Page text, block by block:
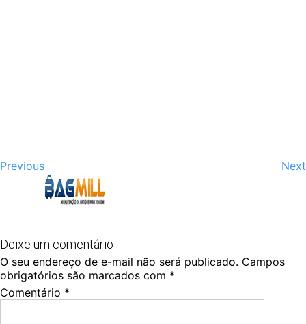
Previous Next
Deixe um comentário
O seu endereço de e-mail não será publicado. Campos
obrigatórios são marcados com *
Comentário *